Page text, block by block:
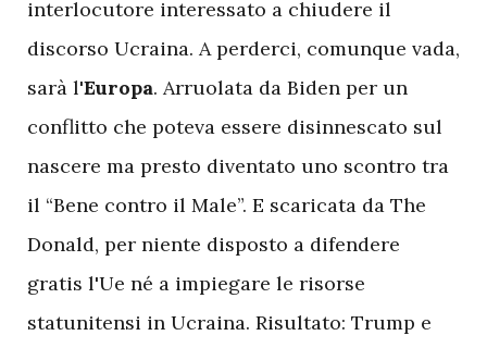
interlocutore interessato a chiudere il
discorso Ucraina. A perderci, comunque vada,
sarà l'Europa. Arruolata da Biden per un
conflitto che poteva essere disinnescato sul
nascere ma presto diventato uno scontro tra
il “Bene contro il Male”. E scaricata da The
Donald, per niente disposto a difendere
gratis l'Ue né a impiegare le risorse
statunitensi in Ucraina. Risultato: Trump e